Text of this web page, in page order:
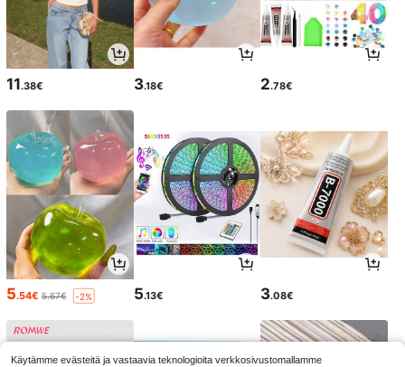
11.38€ 3.18€ 2.78€
5.54€ 5.67€ -2% 5.13€ 3.08€
Käytämme evästeitä ja vastaavia teknologioita verkkosivustomallamme